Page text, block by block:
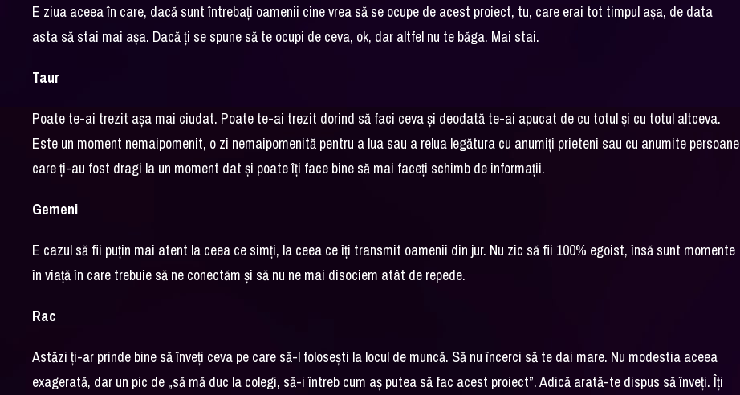
E ziua aceea în care, dacă sunt întrebați oamenii cine vrea să se ocupe de acest proiect, tu, care erai tot timpul așa, de data
asta să stai mai așa. Dacă ți se spune să te ocupi de ceva, ok, dar altfel nu te băga. Mai stai.
Taur
Poate te-ai trezit așa mai ciudat. Poate te-ai trezit dorind să faci ceva și deodată te-ai apucat de cu totul și cu totul altceva.
Este un moment nemaipomenit, o zi nemaipomenită pentru a lua sau a relua legătura cu anumiți prieteni sau cu anumite persoane
care ți-au fost dragi la un moment dat și poate îți face bine să mai faceți schimb de informații.
Gemeni
E cazul să fii puțin mai atent la ceea ce simți, la ceea ce îți transmit oamenii din jur. Nu zic să fii 100% egoist, însă sunt momente
în viață în care trebuie să ne conectăm și să nu ne mai disociem atât de repede.
Rac
Astăzi ți-ar prinde bine să înveți ceva pe care să-l folosești la locul de muncă. Să nu încerci să te dai mare. Nu modestia aceea
exagerată, dar un pic de „să mă duc la colegi, să-i întreb cum aș putea să fac acest proiect”. Adică arată-te dispus să înveți. Îți